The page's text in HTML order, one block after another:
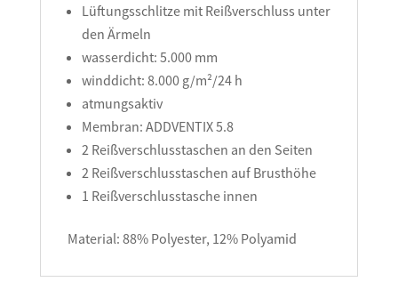
Lüftungsschlitze mit Reißverschluss unter
den Ärmeln
wasserdicht: 5.000 mm
winddicht: 8.000 g/m²/24 h
atmungsaktiv
Membran: ADDVENTIX 5.8
2 Reißverschlusstaschen an den Seiten
2 Reißverschlusstaschen auf Brusthöhe
1 Reißverschlusstasche innen
Material: 88% Polyester, 12% Polyamid